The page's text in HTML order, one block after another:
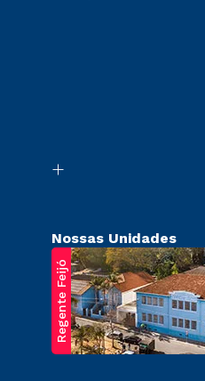
Nossas Unidades
Regente Feijó